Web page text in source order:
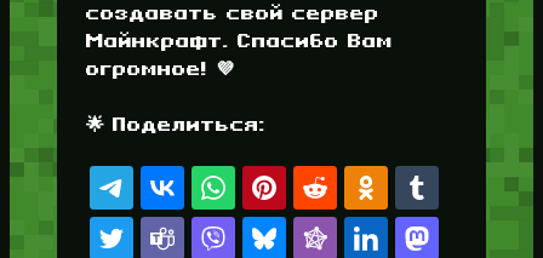
создавать свой сервер
Майнкрафт. Спасибо Вам
огромное! 💜
🌟 Поделиться: